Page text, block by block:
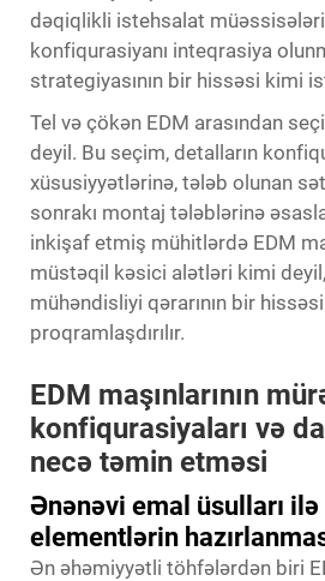
dəqiqlikli istehsalat
konfiqurasiyanı inteqrasiya
strategiyasının bir hissəsi kimi
Tel və çökən EDM arasından
deyil. Bu seçim, detalların
xüsusiyyətlərinə, tələb olunan
sonrakı montaj tələblərinə
inkişaf etmiş mühitlərdə EDM
müstəqil kəsici alətləri kimi
mühəndisliyi qərarının bir
proqramlaşdırılır.
EDM maşınlarının
konfiqurasiyaları və
necə təmin etməsi
Ənənəvi emal üsulları
elementlərin
Ən əhəmiyyətli töhfələrdən biri